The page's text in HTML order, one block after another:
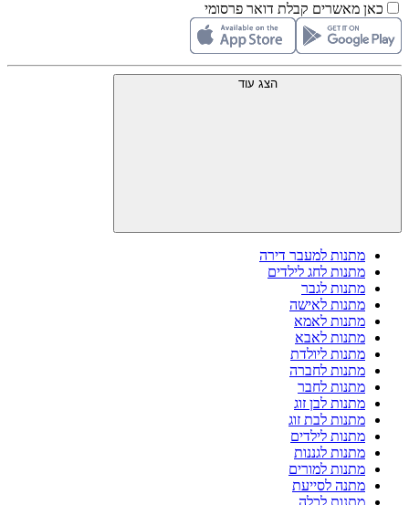
כאן מאשרים קבלת דואר פרסומי
הצג עוד
מתנות למעבר דירה
מתנות לחג לילדים
מתנות לגבר
מתנות לאישה
מתנות לאמא
מתנות לאבא
מתנות ליולדת
מתנות לחברה
מתנות לחבר
מתנות לבן זוג
מתנות לבת זוג
מתנות לילדים
מתנות לגננות
מתנות למורים
מתנה לסייעת
מתנות לכלה